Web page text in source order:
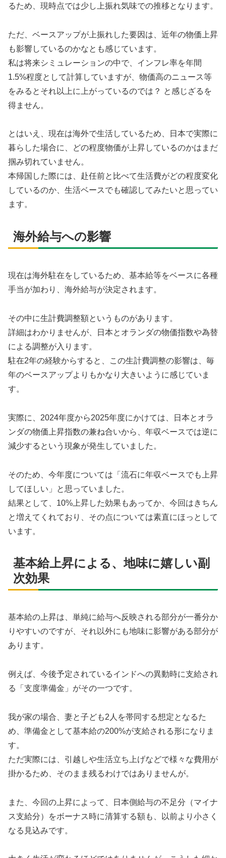
るため、現時点では少し上振れ気味での推移となります。
ただ、ベースアップが上振れした要因は、近年の物価上昇
も影響しているのかなとも感じています。
私は将来シミュレーションの中で、インフレ率を年間
1.5%程度として計算していますが、物価高のニュース等
をみるとそれ以上に上がっているのでは？ と感じざるを
得ません。
とはいえ、現在は海外で生活しているため、日本で実際に
暮らした場合に、どの程度物価が上昇しているのかはまだ
掴み切れていません。
本帰国した際には、赴任前と比べて生活費がどの程度変化
しているのか、生活ベースでも確認してみたいと思ってい
ます。
海外給与への影響
現在は海外駐在をしているため、基本給等をベースに各種
手当が加わり、海外給与が決定されます。
その中に生計費調整額というものがあります。
詳細はわかりませんが、日本とオランダの物価指数や為替
による調整が入ります。
駐在2年の経験からすると、この生計費調整の影響は、毎
年のベースアップよりもかなり大きいように感じていま
す。
実際に、2024年度から2025年度にかけては、日本とオラ
ンダの物価上昇指数の兼ね合いから、年収ベースでは逆に
減少するという現象が発生していました。
そのため、今年度については「流石に年収ベースでも上昇
してほしい」と思っていました。
結果として、10%上昇した効果もあってか、今回はきちん
と増えてくれており、その点については素直にほっとして
います。
基本給上昇による、地味に嬉しい副
次効果
基本給の上昇は、単純に給与へ反映される部分が一番分か
りやすいのですが、それ以外にも地味に影響がある部分が
あります。
例えば、今後予定されているインドへの異動時に支給され
る「支度準備金」がその一つです。
我が家の場合、妻と子ども2人を帯同する想定となるた
め、準備金として基本給の200%が支給される形になりま
す。
ただ実際には、引越しや生活立ち上げなどで様々な費用が
掛かるため、そのまま残るわけではありませんが。
また、今回の上昇によって、日本側給与の不足分（マイナ
ス支給分）をボーナス時に清算する額も、以前より小さく
なる見込みです。